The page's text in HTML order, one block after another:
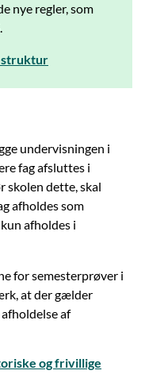
nye regler, som
undervisningen i
fag afsluttes i
skolen dette, skal
afholdes som
afholdes i
for semesterprøver i
at der gælder
af
og frivillige